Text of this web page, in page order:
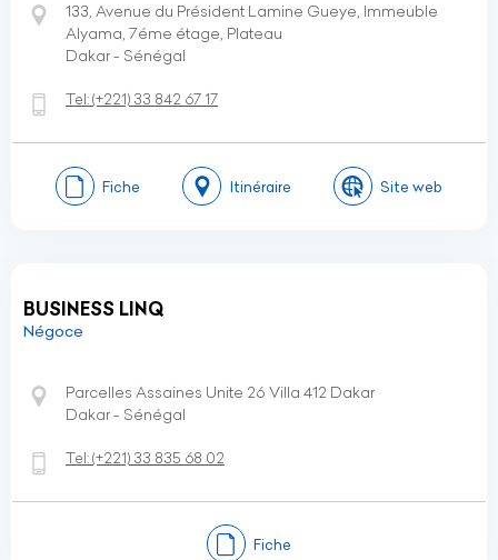
133, Avenue du Président Lamine Gueye, Immeuble
Alyama, 7éme étage, Plateau
Dakar - Sénégal
Tel:(+221) 33 842 67 17
Fiche Itinéraire Site web
BUSINESS LINQ
Négoce
Parcelles Assaines Unite 26 Villa 412 Dakar
Dakar - Sénégal
Tel:(+221) 33 835 68 02
Fiche